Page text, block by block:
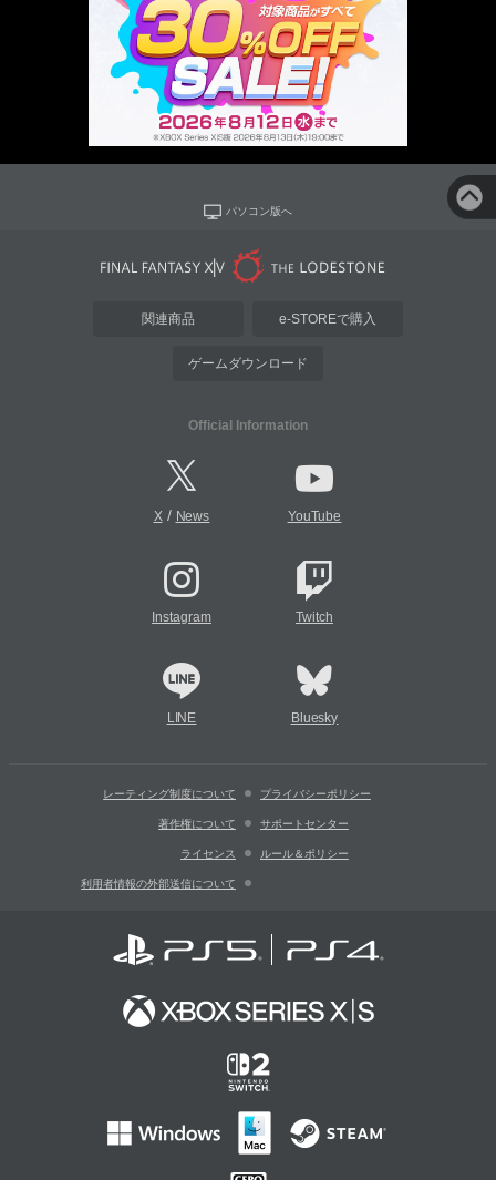
パソコン版へ
関連商品 e-STOREで購入
ゲームダウンロード
Official Information
X/ News YouTube
Instagram Twitch
LINE Bluesky
レーティング制度について プライバシーポリシー
著作権について サポートセンター
ライセンス ルール＆ポリシー
利用者情報の外部送信について